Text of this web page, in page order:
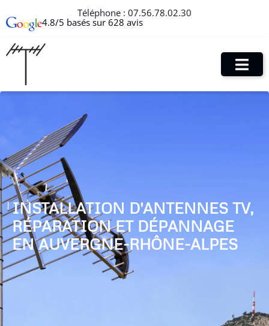
Téléphone : 07.56.78.02.30
4.8/5 basés sur 628 avis
INSTALLATION D'ANTENNES TV,
RÉPARATION ET DÉPANNAGE
EN AUVERGNE-RHÔNE-ALPES